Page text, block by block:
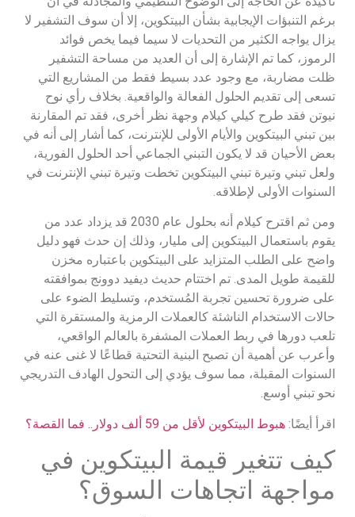
برغم التنبؤات الإيجابية بشأن البيتكوين، إلا أن سوف التشفير لا
يزال يواجه الكثير من التحديات لا سيما فيما يخص فوائد
الرموز، كما تم الإشارة إلى أن العديد من مساحة التشفير
ظلت مضاربة، مع وجود عدد بسيط فقط من المشاريع التي
تسعى إلى تقديم الحلول الفعالة والواقعية. بخلاف رأي نوح
نيوتن فقد طرح كيلي كيلام وجهة نظر أخرى، فقد تم المقارنة
بين تبني البيتكوين والأيام الأولى للإنترنت، كما أشار إلى أنه في
بعض الأحيان قد لا يكون التبني الجماعي أحد الحلول الفورية،
ولعل تبني وتيرة تبني البيتكوين تخطت وتيرة تبني الإنترنت في
السنوات الأولى لإطلاقه.
ومن ثم اقترح كيلام أنه بحلول عام 2030 قد يزداد عدد من
يقوم باستعمال البيتكوين إلى مليار، وذلك إن حدث فهو دليل
واضح على الطلب المتزايد على البيتكوين باعتباره مخزن
للقيمة طويل المدى. تم اختتام حديث ديفيد دوونج بموافقته
على ضرورة تحسين تجربة المُستخدم، وتسليط الضوء على
حالات الاستخدام الناشئة كالعملات الرمزية والمستقرة التي
تلعب دورها في ربط العملات المشفرة بالعالم الواقعي،
وأعرب عن أهمية أن تصبح البنية التحتية قطاعًا لا غنى عنه في
السنوات المقبلة، مما سوف يؤدي إلى التحول الهادف التدريجي
نحو تبني أوسع.
اقرأ أيضًا: هبوط البيتكوين لأقل من 59 ألف دولار.. فما القصة؟
كيف تتغير قيمة البيتكوين في
مواجهة اتجاهات السوق؟